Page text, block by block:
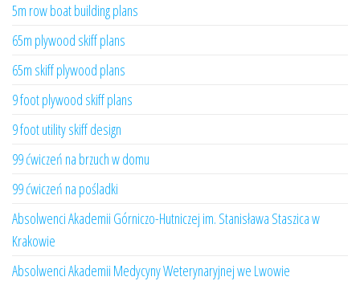
5m row boat building plans
65m plywood skiff plans
65m skiff plywood plans
9 foot plywood skiff plans
9 foot utility skiff design
99 ćwiczeń na brzuch w domu
99 ćwiczeń na pośladki
Absolwenci Akademii Górniczo-Hutniczej im. Stanisława Staszica w
Krakowie
Absolwenci Akademii Medycyny Weterynaryjnej we Lwowie